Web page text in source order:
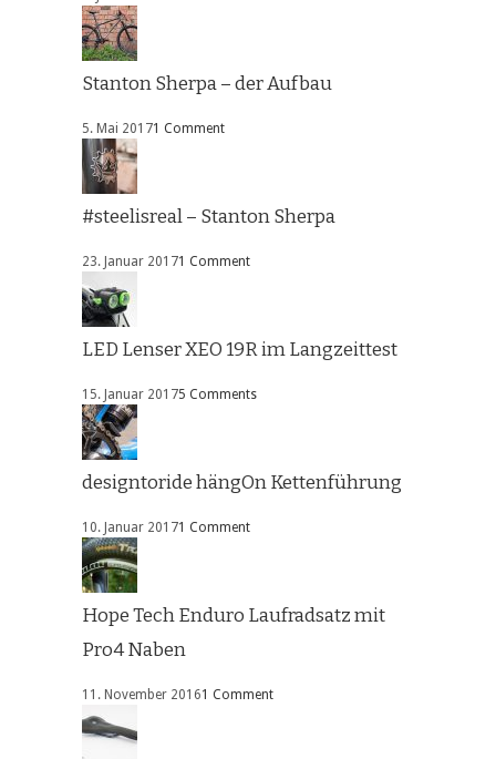
Stanton Sherpa – der Aufbau
5. Mai 20171 Comment
#steelisreal – Stanton Sherpa
23. Januar 20171 Comment
LED Lenser XEO 19R im Langzeittest
15. Januar 20175 Comments
designtoride hängOn Kettenführung
10. Januar 20171 Comment
Hope Tech Enduro Laufradsatz mit
Pro4 Naben
11. November 20161 Comment